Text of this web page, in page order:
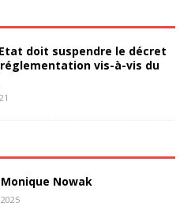
doit suspendre le décret
vis-à-vis du
Nowak